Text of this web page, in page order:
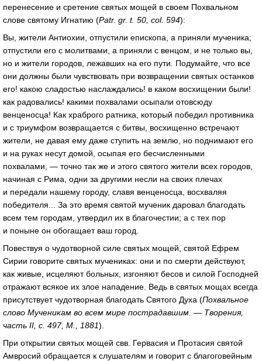
перенесение и сретение святых мощей в своем Похвальном
слове святому Игнатию (Рatr. gr. t. 50, col. 594):
Вы, жители Антиохии, отпустили епископа, а приняли мученика;
отпустили его с молитвами, а приняли с венцом, и не только вы,
но и жители городов, лежавших на его пути. Подумайте, что все
они должны были чувствовать при возвращении святых останков
его! какою сладостью наслаждались! в каком восхищении были!
как радовались! какими похвалами осыпали отовсюду
венценосца! Как храброго ратника, который победил противника
и с триумфом возвращается с битвы, восхищенно встречают
жители, не давая ему даже ступить на землю, но поднимают его
и на руках несут домой, осыпая его бесчисленными
похвалами, — точно так же и этого святого жители всех городов,
начиная с Рима, одни за другими несли на своих плечах
и передали нашему городу, славя венценосца, восхваляя
победителя... За это время святой мученик даровал благодать
всем тем городам, утвердил их в благочестии; а с тех пор
и поныне он обогащает ваш город.
Повествуя о чудотворной силе святых мощей, святой Ефрем
Сирии говорите святых мучениках: они и по смерти действуют,
как живые, исцеляют больных, изгоняют бесов и силой Господней
отражают всякое их злое нападение. Ведь в святых мощах всегда
присутствует чудотворная благодать Святого Духа (Похвальное
слово Мученикам во всем мире пострадавшим. — Творения,
часть II, с. 497, М., 1881).
При открытии святых мощей свв. Гервасия и Протасия святой
Амвросий обращается к слушателям и говорит с благоговейным